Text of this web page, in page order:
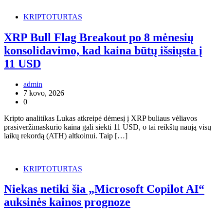
KRIPTOTURTAS
XRP Bull Flag Breakout po 8 mėnesių
konsolidavimo, kad kaina būtų išsiųsta į
11 USD
admin
7 kovo, 2026
0
Kripto analitikas Lukas atkreipė dėmesį į XRP buliaus vėliavos
prasiveržimaskurio kaina gali siekti 11 USD, o tai reikštų naują visų
laikų rekordą (ATH) altkoinui. Taip […]
KRIPTOTURTAS
Niekas netiki šia „Microsoft Copilot AI“
auksinės kainos prognoze